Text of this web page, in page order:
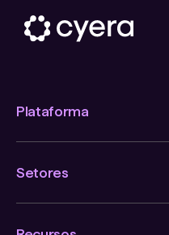
Plataforma
Setores